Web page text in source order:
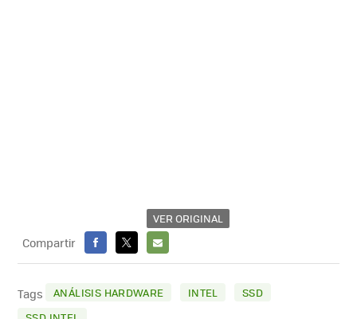
VER ORIGINAL
Compartir
FACEBOOK
X
E-
MAIL
Tags ANÁLISIS HARDWARE INTEL
SSD